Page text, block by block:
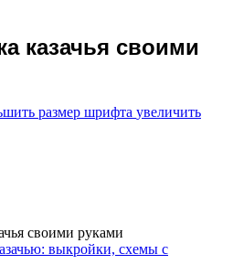
казачья своими
размер шрифта увеличить
своими руками
выкройки, схемы с